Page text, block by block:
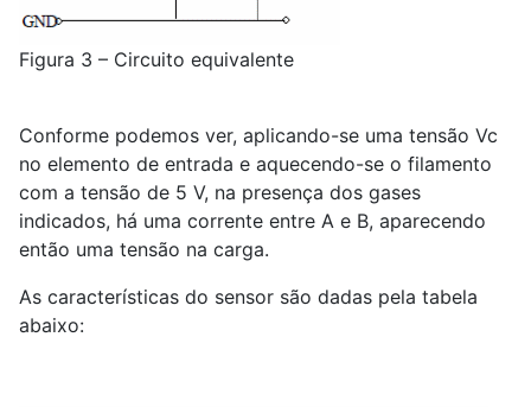
Figura 3 – Circuito equivalente
Conforme podemos ver, aplicando-se uma tensão Vc
no elemento de entrada e aquecendo-se o filamento
com a tensão de 5 V, na presença dos gases
indicados, há uma corrente entre A e B, aparecendo
então uma tensão na carga.
As características do sensor são dadas pela tabela
abaixo: